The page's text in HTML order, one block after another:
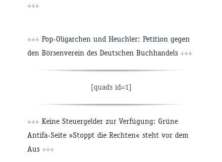
+++
+++ Pop-Oligarchen und Heuchler: Petition gegen
den Börsenverein des Deutschen Buchhandels +++
[quads id=1]
+++ Keine Steuergelder zur Verfügung: Grüne
Antifa-Seite »Stoppt die Rechten« steht vor dem
Aus +++